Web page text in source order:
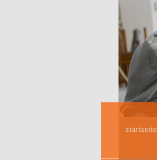
Navigation
überspringen
startseite